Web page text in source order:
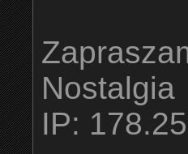
Nostalgia
IP: